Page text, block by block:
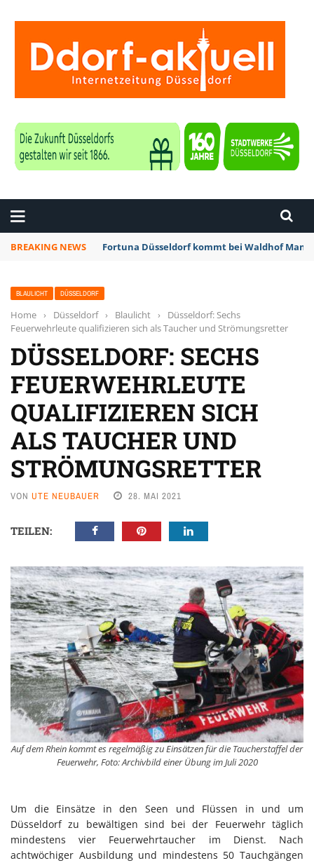
BREAKING NEWS Fortuna Düsseldorf kommt bei Waldhof
BLAULICHT DÜSSELDORF
Home › Düsseldorf › Blaulicht ›
Düsseldorf: Sechs
Feuerwehrleute qualifizieren sich als Taucher und Strömungsretter
DÜSSELDORF: SECHS
FEUERWEHRLEUTE
QUALIFIZIEREN SICH
ALS TAUCHER UND
STRÖMUNGSRETTER
VON UTE NEUBAUER 28. MAI 2021
TEILEN:
Auf dem Rhein kommt es regelmäßig zu Einsätzen für die Taucherstaffel der
Feuerwehr, Foto: Archivbild einer Übung im Juli 2020
Um die Einsätze in den Seen und Flüssen in und um
Düsseldorf zu bewältigen sind bei der Feuerwehr täglich
mindestens vier Feuerwehrtaucher im Dienst. Nach
achtwöchiger Ausbildung und mindestens 50 Tauchgängen